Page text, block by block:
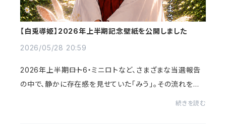
【白兎導姫】2026年上半期記念壁紙を公開しました
2026/05/28 20:59
2026年上半期――ロト6・ミニロトなど、さまざまな当選報告
の中で、静かに存在感を見せていた「みう」。その流れを記
続きを読む